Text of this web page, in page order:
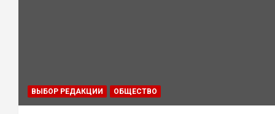
ВЫБОР РЕДАКЦИИ ОБЩЕСТВО